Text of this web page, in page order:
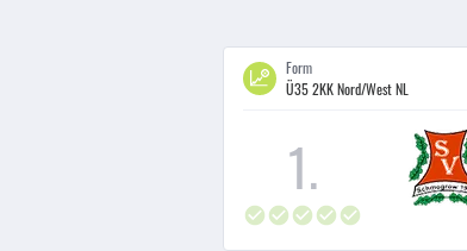
Form
Ü35 2KK Nord/West NL
1.